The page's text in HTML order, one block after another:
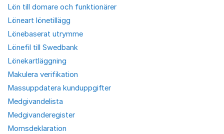
Lön till domare och funktionärer
Löneart lönetillägg
Lönebaserat utrymme
Lönefil till Swedbank
Lönekartläggning
Makulera verifikation
Massuppdatera kunduppgifter
Medgivandelista
Medgivanderegister
Momsdeklaration